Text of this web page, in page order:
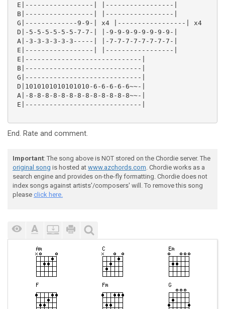
E|-----------------| |-----------------|
B|-----------------| |-----------------|
G|-------------9-9-| x4 |-----------------| x4
D|-5-5-5-5-5-5-7-7-| |-9-9-9-9-9-9-9-9-|
A|-3-3-3-3-3-3-----| |-7-7-7-7-7-7-7-7-|
E|-----------------| |-----------------|
E|-----------------------------|
B|-----------------------------|
G|-----------------------------|
D|1010101010101010-6-6-6-6-6~~-|
A|-8-8-8-8-8-8-8-8-8-8-8-8-8~~-|
E|-----------------------------|
End. Rate and comment.
Important: The song above is NOT stored on the Chordie server. The
original song is hosted at www.azchords.com. Chordie works as a
search engine and provides on-the-fly formatting. Chordie does not
index songs against artists'/composers' will. To remove this song
please click here.